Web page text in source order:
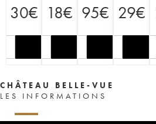
30€ 18€ 95€ 29€
CHÂTEAU BELLE-VUE
LES INFORMATIONS